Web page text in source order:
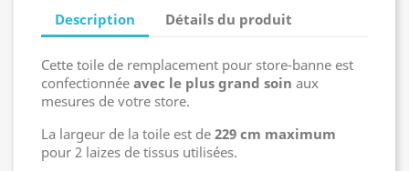
Description Détails du produit
Cette toile de remplacement pour store-banne est
confectionnée avec le plus grand soin aux
mesures de votre store.
La largeur de la toile est de 229 cm maximum
pour 2 laizes de tissus utilisées.